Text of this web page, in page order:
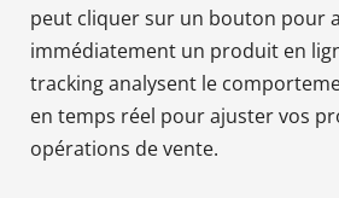
peut cliquer sur un bouton pour
immédiatement un produit en
tracking analysent le
en temps réel pour ajuster vos
opérations de vente.